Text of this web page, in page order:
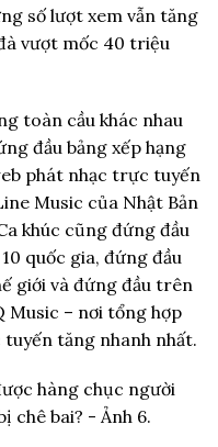
số lượt xem vẫn tăng
vượt mốc 40 triệu
toàn cầu khác nhau
đầu bảng xếp hạng
phát nhạc trực tuyến
Music của Nhật Bản
khúc cũng đứng đầu
quốc gia, đứng đầu
giới và đứng đầu trên
Music – nơi tổng hợp
tăng nhanh nhất.